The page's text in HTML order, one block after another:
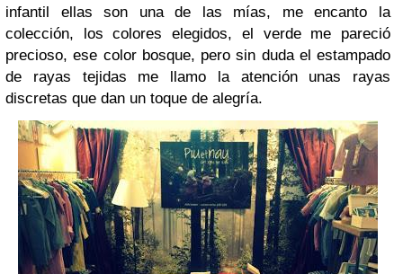
infantil ellas son una de las mías, me encanto la
colección, los colores elegidos, el verde me pareció
precioso, ese color bosque, pero sin duda el estampado
de rayas tejidas me llamo la atención unas rayas
discretas que dan un toque de alegría.